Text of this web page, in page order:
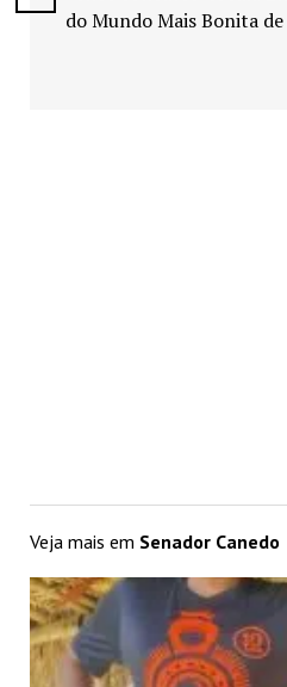
Veja mais em Senador Canedo